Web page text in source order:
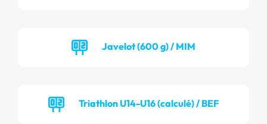
Javelot (600 g) / MIM
Triathlon U14-U16 (calculé) / BEF